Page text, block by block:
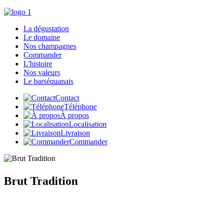
La dégustation
Le domaine
Nos champagnes
Commander
L'histoire
Nos valeurs
Le barséquanais
Contact
Téléphone
À propos
Localisation
Livraison
Commander
Brut Tradition